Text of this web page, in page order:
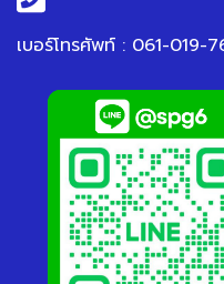
เบอร์โทรศัพท์ : 061-019-